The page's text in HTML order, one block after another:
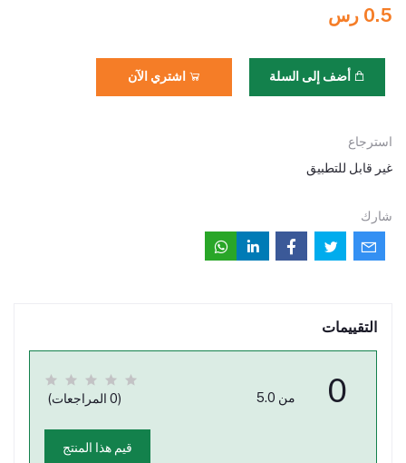
0.5 رس
أضف إلى السلة اشتري الآن
استرجاع
غير قابل للتطبيق
شارك
التقييمات
0 من 5.0 (0 المراجعات)
قيم هذا المنتج